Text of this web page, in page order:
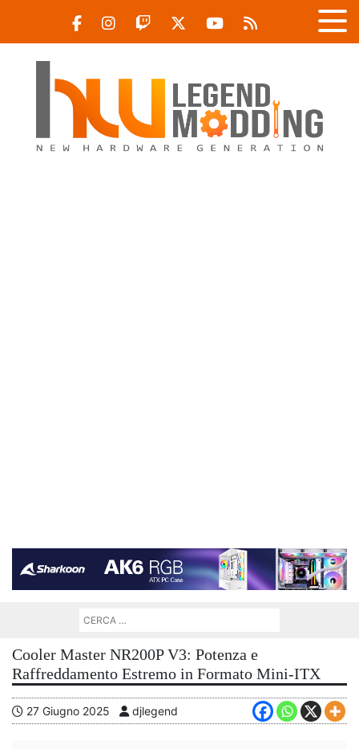
Cooler Master NR200P V3: Potenza e
Raffreddamento Estremo in Formato Mini-ITX
27 Giugno 2025 djlegend